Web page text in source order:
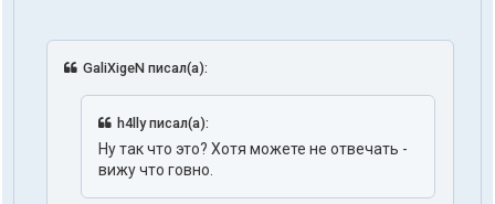
GaliXigeN писал(а):
h4lly писал(а):
Ну так что это? Хотя можете не отвечать -
вижу что говно.